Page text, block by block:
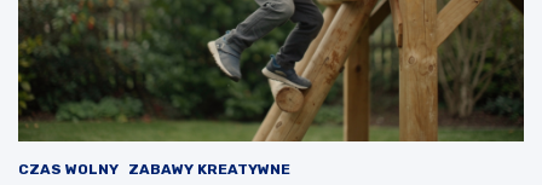
CZAS WOLNY ZABAWY KREATYWNE